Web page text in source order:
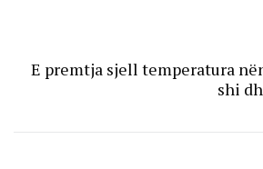
E premtja sjell temperatura
shi